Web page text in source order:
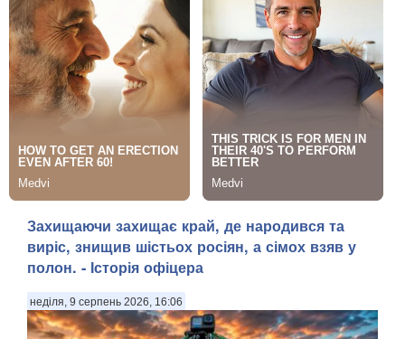
Захищаючи захищає край, де народився та
виріс, знищив шістьох росіян, а сімох взяв у
полон. - Історія офіцера
неділя, 9 серпень 2026, 16:06